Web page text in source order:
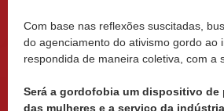
Com base nas reflexões suscitadas,
do agenciamento do ativismo gordo ao
respondida de maneira coletiva, com a
Será a gordofobia um dispositivo
das mulheres e a serviço da